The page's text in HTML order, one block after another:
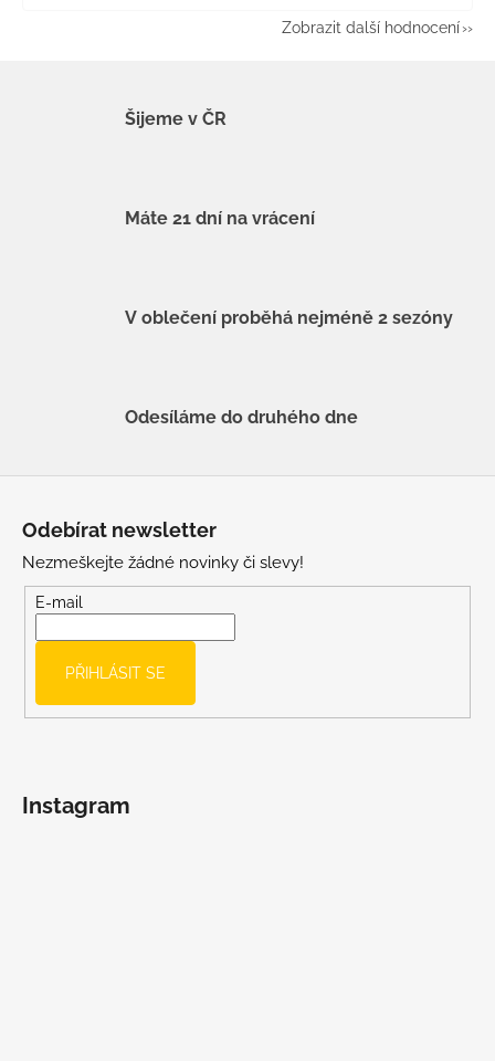
Zobrazit další hodnocení
Šijeme v ČR
Máte 21 dní na vrácení
V oblečení proběhá nejméně 2 sezóny
Odesíláme do druhého dne
Odebírat newsletter
Nezmeškejte žádné novinky či slevy!
E-mail
PŘIHLÁSIT SE
Instagram